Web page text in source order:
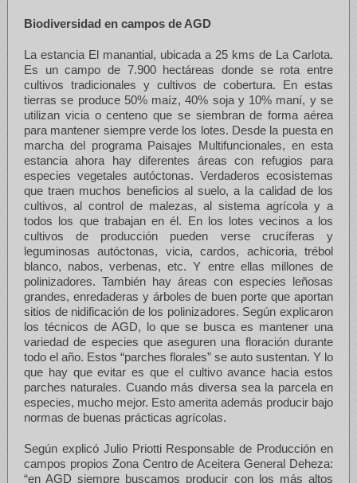
Biodiversidad en campos de AGD
La estancia El manantial, ubicada a 25 kms de La Carlota.
Es un campo de 7.900 hectáreas donde se rota entre
cultivos tradicionales y cultivos de cobertura. En estas
tierras se produce 50% maíz, 40% soja y 10% maní, y se
utilizan vicia o centeno que se siembran de forma aérea
para mantener siempre verde los lotes. Desde la puesta en
marcha del programa Paisajes Multifuncionales, en esta
estancia ahora hay diferentes áreas con refugios para
especies vegetales autóctonas. Verdaderos ecosistemas
que traen muchos beneficios al suelo, a la calidad de los
cultivos, al control de malezas, al sistema agrícola y a
todos los que trabajan en él. En los lotes vecinos a los
cultivos de producción pueden verse crucíferas y
leguminosas autóctonas, vicia, cardos, achicoria, trébol
blanco, nabos, verbenas, etc. Y entre ellas millones de
polinizadores. También hay áreas con especies leñosas
grandes, enredaderas y árboles de buen porte que aportan
sitios de nidificación de los polinizadores. Según explicaron
los técnicos de AGD, lo que se busca es mantener una
variedad de especies que aseguren una floración durante
todo el año. Estos “parches florales” se auto sustentan. Y lo
que hay que evitar es que el cultivo avance hacia estos
parches naturales. Cuando más diversa sea la parcela en
especies, mucho mejor. Esto amerita además producir bajo
normas de buenas prácticas agrícolas.
Según explicó Julio Priotti Responsable de Producción en
campos propios Zona Centro de Aceitera General Deheza:
“en AGD siempre buscamos producir con los más altos